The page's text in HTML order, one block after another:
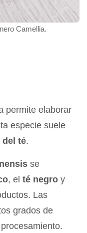
Camellia.
permite elaborar
especie suele
del té.
se
, el té negro y
Las
grados de